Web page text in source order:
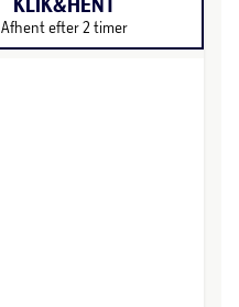
Afhent efter 2 timer